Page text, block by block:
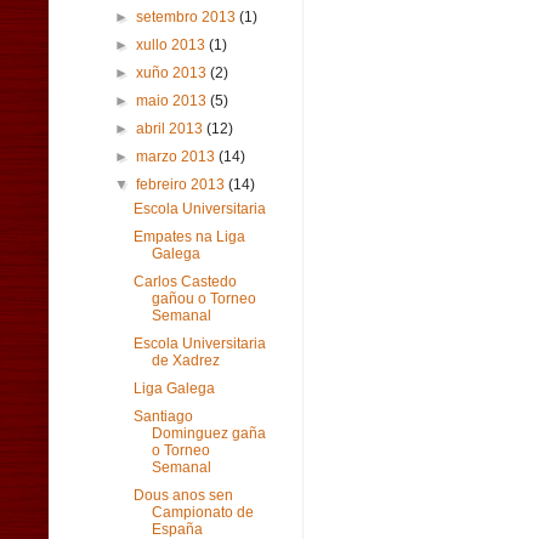
►setembro 2013(1)
►xullo 2013(1)
►xuño 2013(2)
►maio 2013(5)
►abril 2013(12)
►marzo 2013(14)
▼febreiro 2013(14)
Escola Universitaria
Empates na Liga
Galega
Carlos Castedo
gañou o Torneo
Semanal
Escola Universitaria
de Xadrez
Liga Galega
Santiago
Dominguez gaña
o Torneo
Semanal
Dous anos sen
Campionato de
España